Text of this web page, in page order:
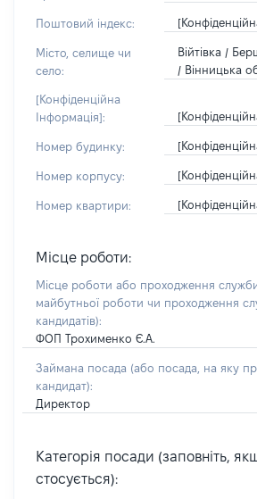
Поштовий індекс:
Місто, селище чи
село:
Війтівка /
/ Вінницька
[Конфіденційна
Інформація]:
Номер будинку:
Номер корпусу:
Номер квартири:
Місце роботи:
Місце роботи або проходження
майбутньої роботи чи проходження
кандидатів):
ФОП Трохименко Є.А.
Займана посада (або посада, на яку
кандидат):
Директор
Категорія посади (заповніть,
стосується):